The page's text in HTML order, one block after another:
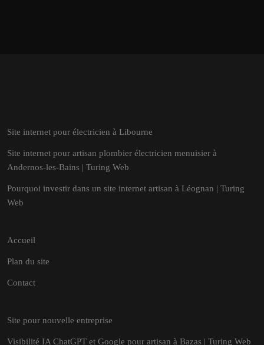
Site internet pour électricien à Libourne
Site internet pour artisan plombier électricien menuisier à
Andernos-les-Bains | Turing Web
Pourquoi investir dans un site internet artisan à Léognan | Turing
Web
Accueil
Plan du site
Contact
Site pour nouvelle entreprise
Visibilité IA ChatGPT et Google pour artisan à Bazas | Turing Web